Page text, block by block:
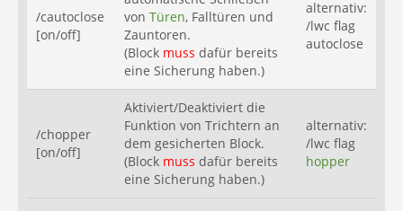
/cautoclose
[on/off]
von Türen, Falltüren und
Zauntoren.
(Block muss dafür bereits
eine Sicherung haben.)
alternativ:
/lwc flag
autoclose
/chopper
[on/off]
Aktiviert/Deaktiviert die
Funktion von Trichtern an
dem gesicherten Block.
(Block muss dafür bereits
eine Sicherung haben.)
alternativ:
/lwc flag
hopper